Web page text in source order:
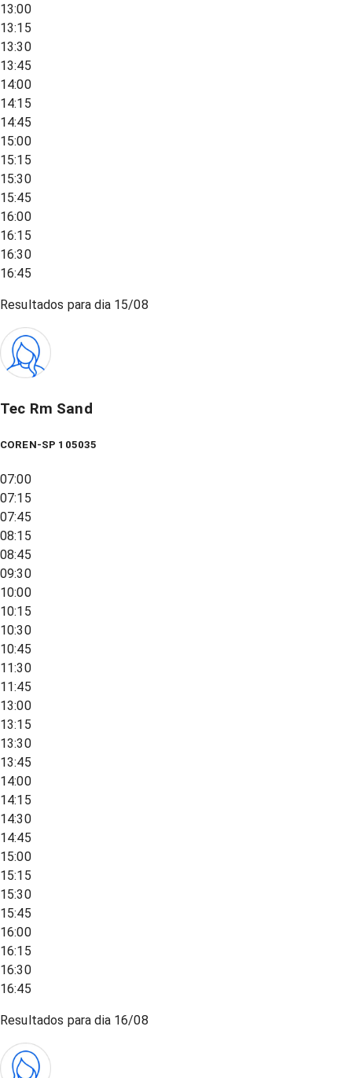
13:00
13:15
13:30
13:45
14:00
14:15
14:45
15:00
15:15
15:30
15:45
16:00
16:15
16:30
16:45
Resultados para dia 15/08
Tec Rm Sand
COREN-SP 105035
07:00
07:15
07:45
08:15
08:45
09:30
10:00
10:15
10:30
10:45
11:30
11:45
13:00
13:15
13:30
13:45
14:00
14:15
14:30
14:45
15:00
15:15
15:30
15:45
16:00
16:15
16:30
16:45
Resultados para dia 16/08